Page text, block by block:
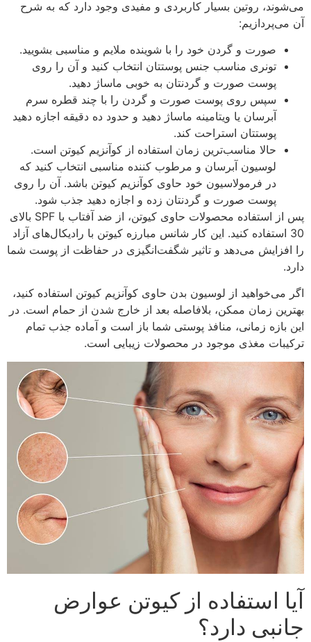
می‌شوند، روتین بسیار کاربردی و مفیدی وجود دارد که به شرح
آن می‌پردازیم:
صورت و گردن خود را با شوینده ملایم و مناسبی بشویید.
تونری مناسب جنس پوستتان انتخاب کنید و آن را روی
پوست صورت و گردنتان به خوبی ماساژ دهید.
سپس روی پوست صورت و گردن را با چند قطره سرم
آبرسان یا ویتامینه ماساژ دهید و حدود ده دقیقه اجازه دهید
پوستتان استراحت کند.
حالا مناسب‌ترین زمان استفاده از کوآنزیم کیوتن است.
لوسیون آبرسان و مرطوب کننده مناسبی انتخاب کنید که
در فرمولاسیون خود حاوی کوآنزیم کیوتن باشد. آن را روی
پوست صورت و گردنتان زده و اجازه دهید جذب شود.
پس از استفاده محصولات حاوی کیوتن، از ضد آفتاب با SPF بالای
30 استفاده کنید. این کار شانس مبارزه کیوتن با رادیکال‌های آزاد
را افزایش می‌دهد و تاثیر شگفت‌انگیزی در حفاظت از پوست شما
دارد.
اگر می‌خواهید از لوسیون بدن حاوی کوآنزیم کیوتن استفاده کنید،
بهترین زمان ممکن، بلافاصله بعد از خارج شدن از حمام است. در
این بازه زمانی، منافذ پوستی شما باز است و آماده جذب تمام
ترکیبات مغذی موجود در محصولات زیبایی است.
آیا استفاده از کیوتن عوارض
جانبی دارد؟